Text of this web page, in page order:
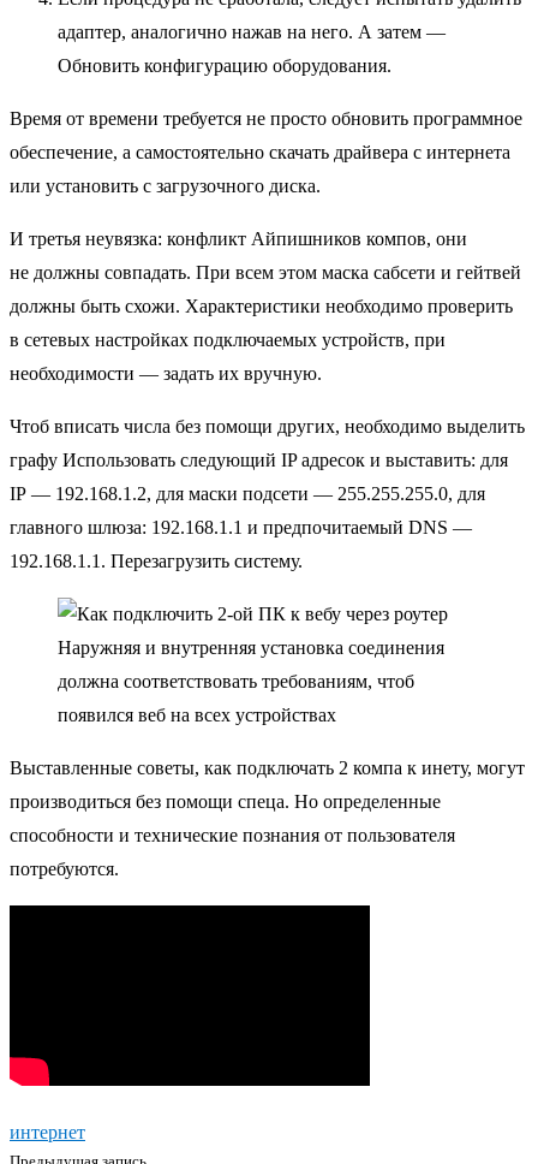
адаптер, аналогично нажав на него. А затем —
Обновить конфигурацию оборудования.
Время от времени требуется не просто обновить программное
обеспечение, а самостоятельно скачать драйвера с интернета
или установить с загрузочного диска.
И третья неувязка: конфликт Айпишников компов, они
не должны совпадать. При всем этом маска сабсети и гейтвей
должны быть схожи. Характеристики необходимо проверить
в сетевых настройках подключаемых устройств, при
необходимости — задать их вручную.
Чтоб вписать числа без помощи других, необходимо выделить
графу Использовать следующий IP адресок и выставить: для
IP — 192.168.1.2, для маски подсети — 255.255.255.0, для
главного шлюза: 192.168.1.1 и предпочитаемый DNS —
192.168.1.1. Перезагрузить систему.
Наружняя и внутренняя установка соединения
должна соответствовать требованиям, чтоб
появился веб на всех устройствах
Выставленные советы, как подключать 2 компа к инету, могут
производиться без помощи спеца. Но определенные
способности и технические познания от пользователя
потребуются.
интернет